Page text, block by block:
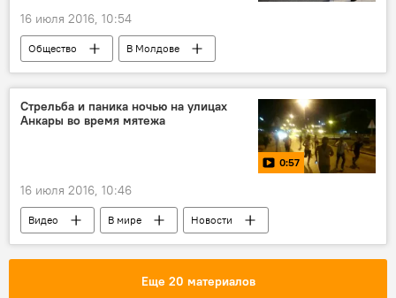
16 июля 2016, 10:54
Общество В Молдове
Стрельба и паника ночью на улицах
Анкары во время мятежа
0:57
16 июля 2016, 10:46
Видео В мире
Новости
Мультимедиа
Происшествия
Еще 20 материалов